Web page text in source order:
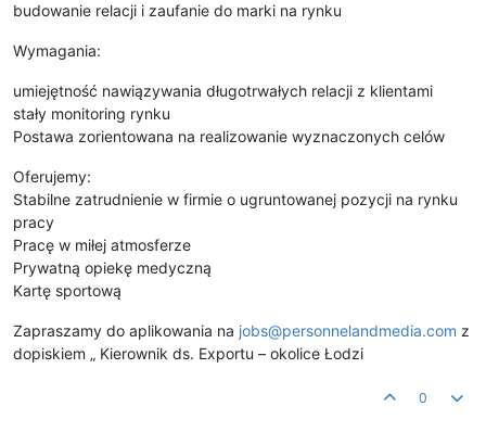
budowanie relacji i zaufanie do marki na rynku
Wymagania:
umiejętność nawiązywania długotrwałych relacji z klientami
stały monitoring rynku
Postawa zorientowana na realizowanie wyznaczonych celów
Oferujemy:
Stabilne zatrudnienie w firmie o ugruntowanej pozycji na rynku
pracy
Pracę w miłej atmosferze
Prywatną opiekę medyczną
Kartę sportową
Zapraszamy do aplikowania na jobs@personnelandmedia.com z
dopiskiem „ Kierownik ds. Exportu – okolice Łodzi
0